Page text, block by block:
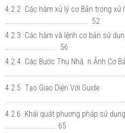
4.2.2 Các hàm xử lý cơ Bản trong xử
.......................................... 52
4.2.3 Các hàm và lệnh cơ bản sử
.......................... 56
4.2.4 Các Bước Thu Nhâ ̣ n Ảnh Cơ
4.2.5 Tạo Giao Diện Với Guide
4.2.6 Khái quát phương pháp sử
......................... 65